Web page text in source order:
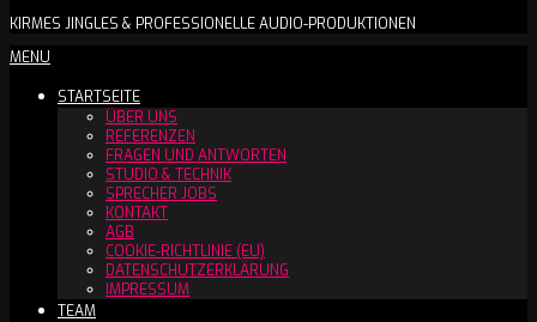
DCW
BOOKINGS™
KIRMES JINGLES & PROFESSIONELLE AUDIO-PRODUKTIONEN
Secondary
Menu
MENU
STARTSEITE
ÜBER UNS
REFERENZEN
FRAGEN UND ANTWORTEN
STUDIO & TECHNIK
SPRECHER JOBS
KONTAKT
AGB
COOKIE-RICHTLINIE (EU)
DATENSCHUTZERKLÄRUNG
IMPRESSUM
TEAM